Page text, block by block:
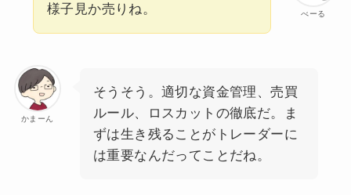
べーる
様子見か売りね。
かまーん
そうそう。適切な資金管理、売買
ルール、ロスカットの徹底だ。ま
ずは生き残ることがトレーダーに
は重要なんだってことだね。